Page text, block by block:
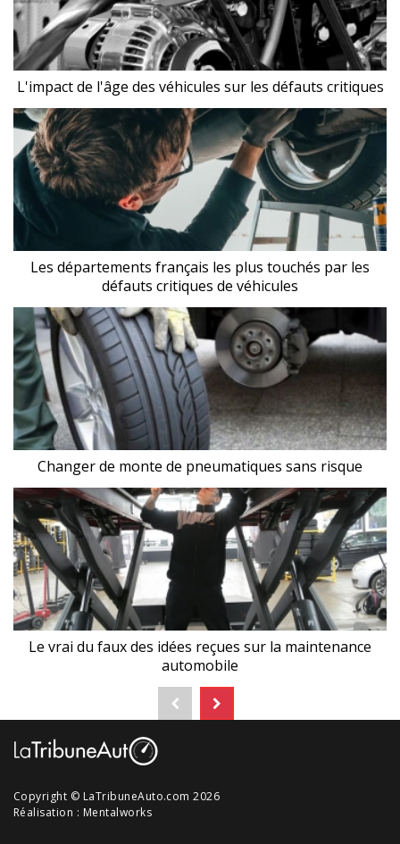
L'impact de l'âge des véhicules sur les défauts critiques
Les départements français les plus touchés par les
défauts critiques de véhicules
Changer de monte de pneumatiques sans risque
Le vrai du faux des idées reçues sur la maintenance
automobile
Copyright © LaTribuneAuto.com 2026
Réalisation : Mentalworks